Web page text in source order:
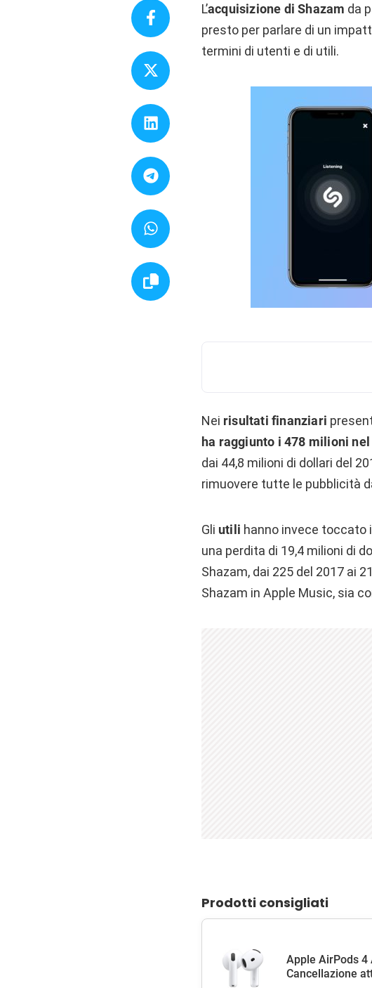
L’acquisizione di Shazam da
presto per parlare di un
termini di utenti e di utili.
Nei risultati finanziari
ha raggiunto i 478 milioni nel
dai 44,8 milioni di dollari del
rimuovere tutte le pubblicità
Gli utili hanno invece toccato
una perdita di 19,4 milioni di
Shazam, dai 225 del 2017 ai
Shazam in Apple Music, sia
Prodotti consigliati
Apple AirPods
Cancellazione